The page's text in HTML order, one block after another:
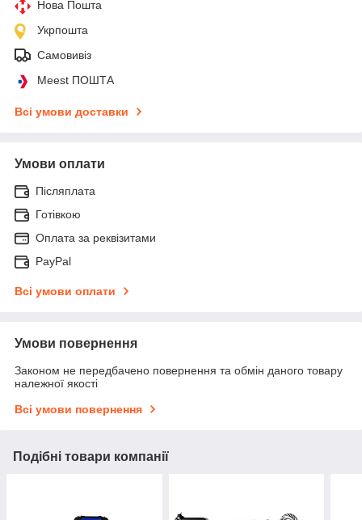
Нова Пошта
Укрпошта
Самовивіз
Meest ПОШТА
Всі умови доставки
Умови оплати
Післяплата
Готівкою
Оплата за реквізитами
PayPal
Всі умови оплати
Умови повернення
Законом не передбачено повернення та обмін даного товару
належної якості
Всі умови повернення
Подібні товари компанії